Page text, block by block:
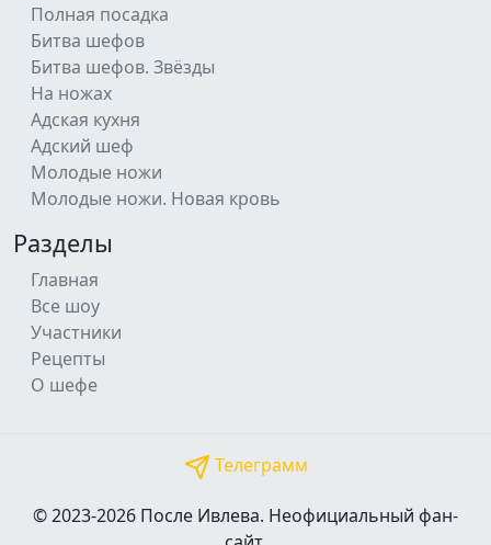
Полная посадка
Битва шефов
Битва шефов. Звёзды
На ножах
Адская кухня
Адский шеф
Молодые ножи
Молодые ножи. Новая кровь
Разделы
Главная
Все шоу
Участники
Рецепты
О шефе
Телеграмм
© 2023-2026 После Ивлева. Неофициальный фан-